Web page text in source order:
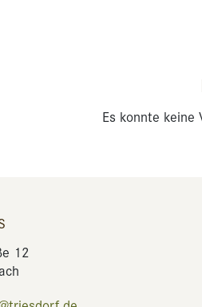
Es konnte
12